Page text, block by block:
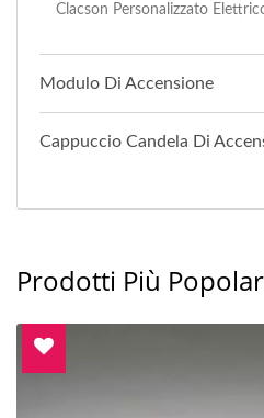
Clacson Personalizzato
Modulo Di Accensione
Cappuccio Candela Di
Prodotti Più